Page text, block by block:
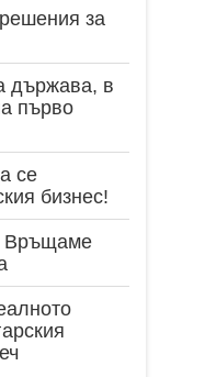
за
държава, в
първо
се
бизнес!
Връщаме